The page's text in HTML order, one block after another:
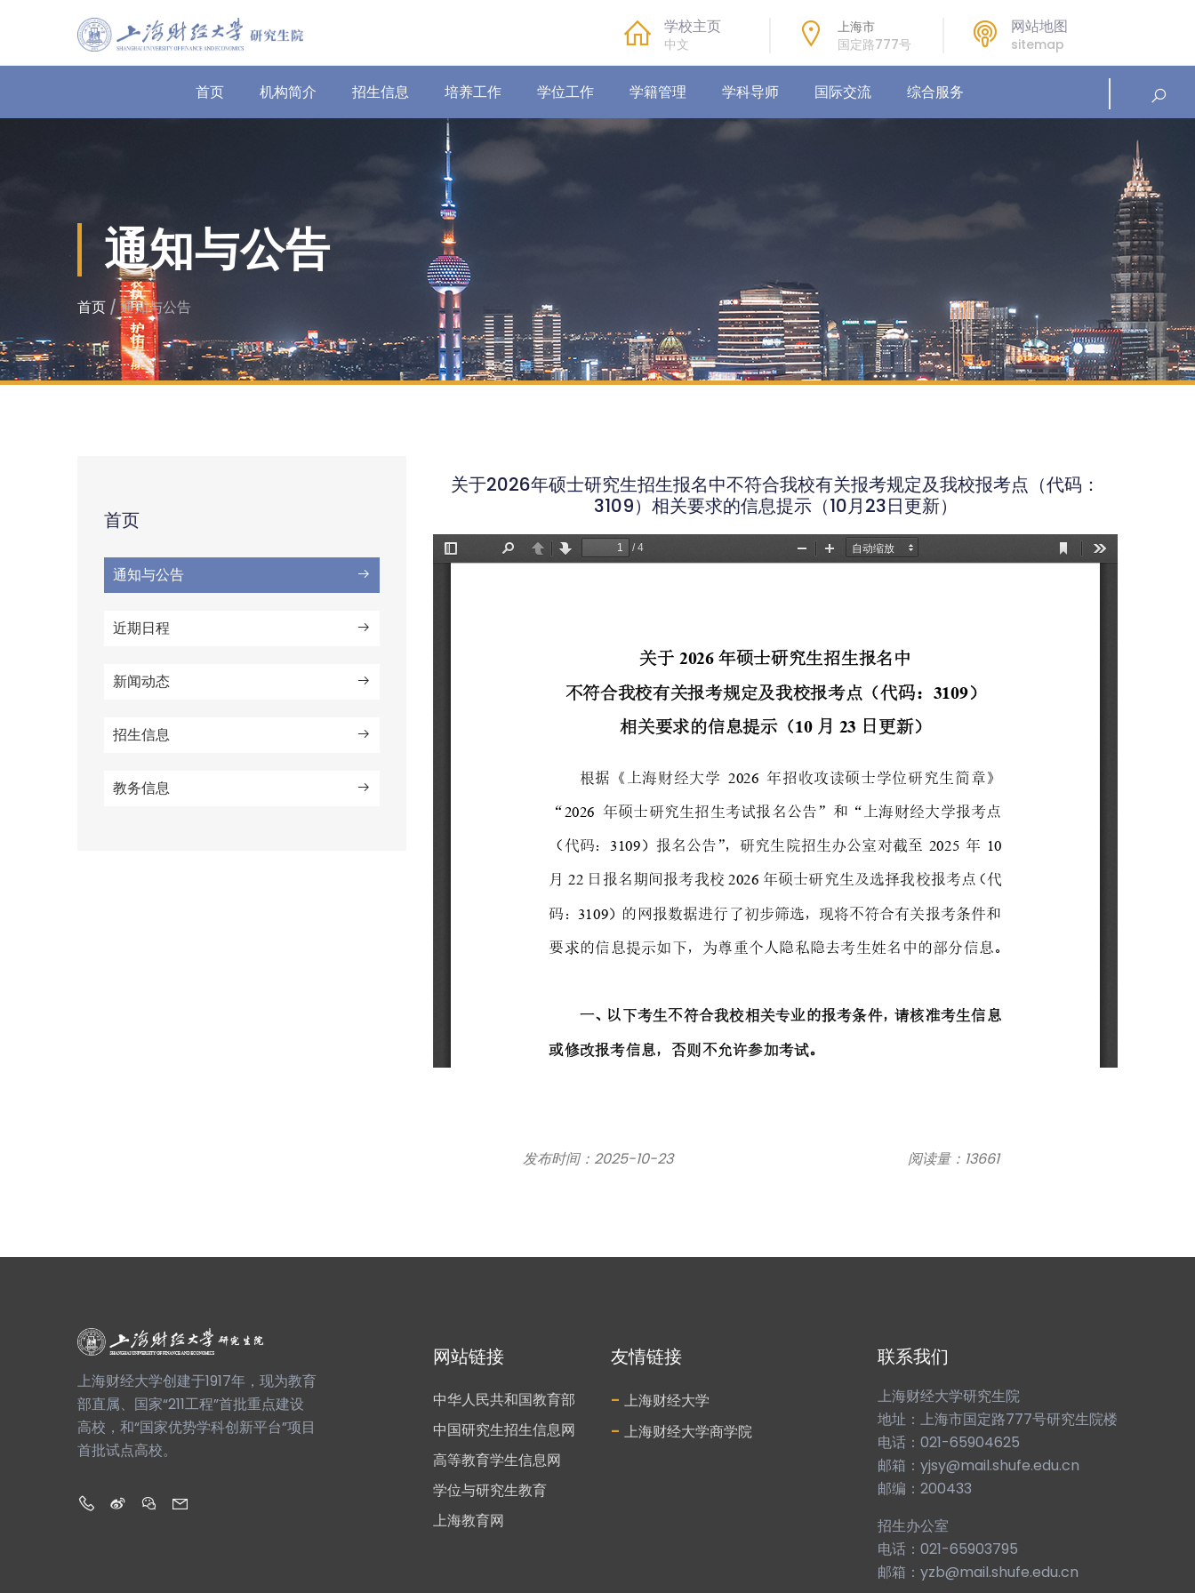
学校主页
中文
上海市
国定路777号
网站地图
sitemap
首页 机构简介 招生信息 培养工作 学位工作 学籍管理 学科导师 国际交流 综合服务
通知与公告
首页 / 通知与公告
首页
通知与公告
近期日程
新闻动态
招生信息
教务信息
关于2026年硕士研究生招生报名中不符合我校有关报考规定及我校报考点（代码：
3109）相关要求的信息提示（10月23日更新）
发布时间：2025-10-23 阅读量：13661
上海财经大学创建于1917年，现为教育
部直属、国家“211工程”首批重点建设
高校，和“国家优势学科创新平台”项目
首批试点高校。
网站链接
中华人民共和国教育部
中国研究生招生信息网
高等教育学生信息网
学位与研究生教育
上海教育网
友情链接
- 上海财经大学
- 上海财经大学商学院
联系我们
上海财经大学研究生院
地址：上海市国定路777号研究生院楼
电话：021-65904625
邮箱：yjsy@mail.shufe.edu.cn
邮编：200433
招生办公室
电话：021-65903795
邮箱：yzb@mail.shufe.edu.cn